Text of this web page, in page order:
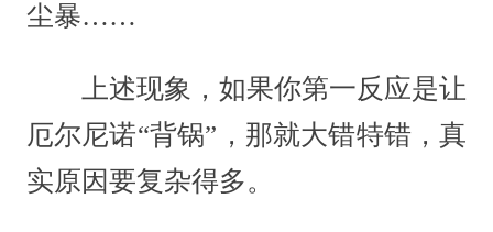
尘暴……
上述现象，如果你第一反应是让
厄尔尼诺“背锅”，那就大错特错，真
实原因要复杂得多。